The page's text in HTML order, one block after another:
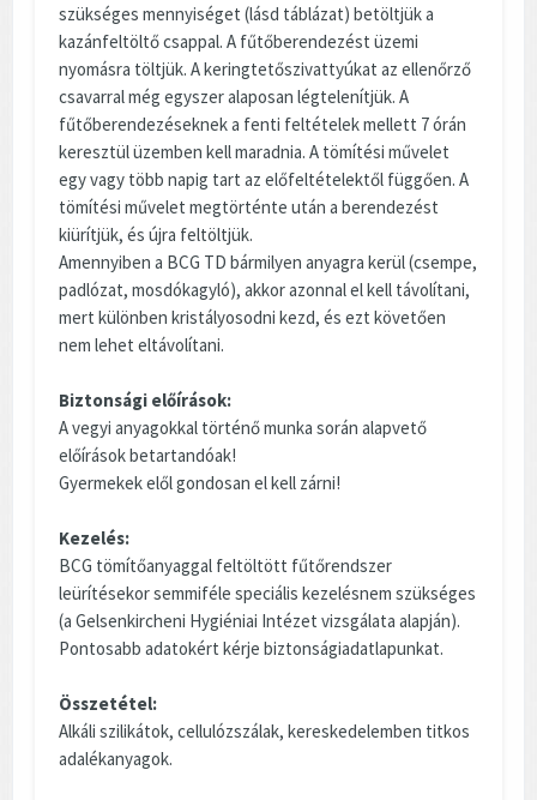
szükséges mennyiséget (lásd táblázat) betöltjük a
kazánfeltöltő csappal. A fűtőberendezést üzemi
nyomásra töltjük. A keringtetőszivattyúkat az ellenőrző
csavarral még egyszer alaposan légtelenítjük. A
fűtőberendezéseknek a fenti feltételek mellett 7 órán
keresztül üzemben kell maradnia. A tömítési művelet
egy vagy több napig tart az előfeltételektől függően. A
tömítési művelet megtörténte után a berendezést
kiürítjük, és újra feltöltjük.
Amennyiben a BCG TD bármilyen anyagra kerül (csempe,
padlózat, mosdókagyló), akkor azonnal el kell távolítani,
mert különben kristályosodni kezd, és ezt követően
nem lehet eltávolítani.
Biztonsági előírások:
A vegyi anyagokkal történő munka során alapvető
előírások betartandóak!
Gyermekek elől gondosan el kell zárni!
Kezelés:
BCG tömítőanyaggal feltöltött fűtőrendszer
leürítésekor semmiféle speciális kezelésnem szükséges
(a Gelsenkircheni Hygiéniai Intézet vizsgálata alapján).
Pontosabb adatokért kérje biztonságiadatlapunkat.
Összetétel:
Alkáli szilikátok, cellulózszálak, kereskedelemben titkos
adalékanyagok.